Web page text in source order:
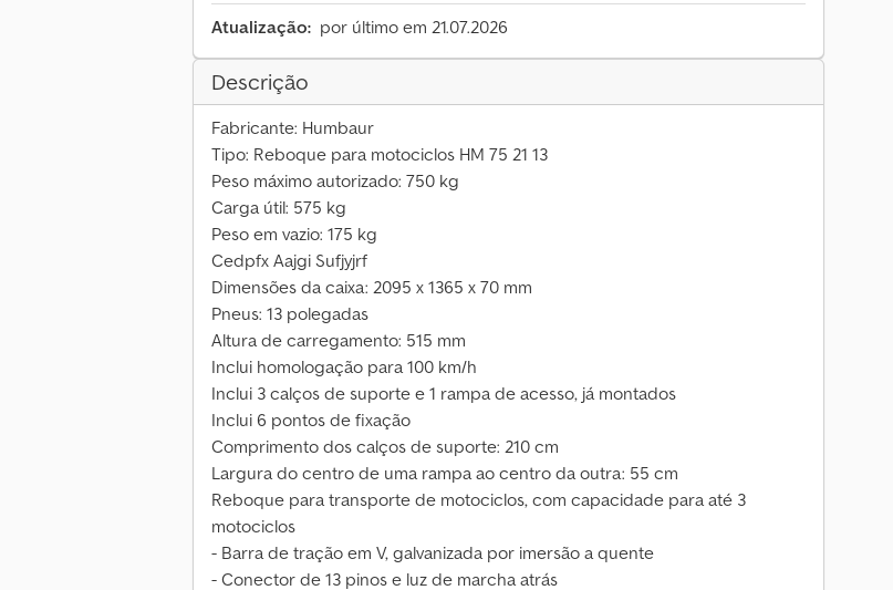
Atualização: por último em 21.07.2026
Descrição
Fabricante: Humbaur
Tipo: Reboque para motociclos HM 75 21 13
Peso máximo autorizado: 750 kg
Carga útil: 575 kg
Peso em vazio: 175 kg
Cedpfx Aajgi Sufjyjrf
Dimensões da caixa: 2095 x 1365 x 70 mm
Pneus: 13 polegadas
Altura de carregamento: 515 mm
Inclui homologação para 100 km/h
Inclui 3 calços de suporte e 1 rampa de acesso, já montados
Inclui 6 pontos de fixação
Comprimento dos calços de suporte: 210 cm
Largura do centro de uma rampa ao centro da outra: 55 cm
Reboque para transporte de motociclos, com capacidade para até 3
motociclos
- Barra de tração em V, galvanizada por imersão a quente
- Conector de 13 pinos e luz de marcha atrás